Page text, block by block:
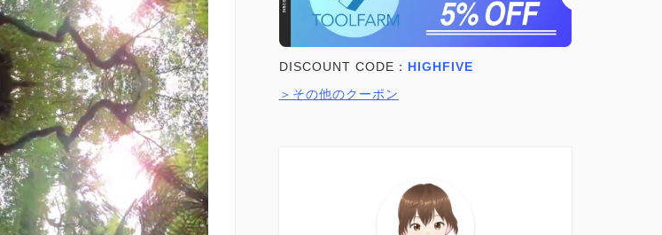
DISCOUNT CODE： HIGHFIVE
＞その他のクーポン